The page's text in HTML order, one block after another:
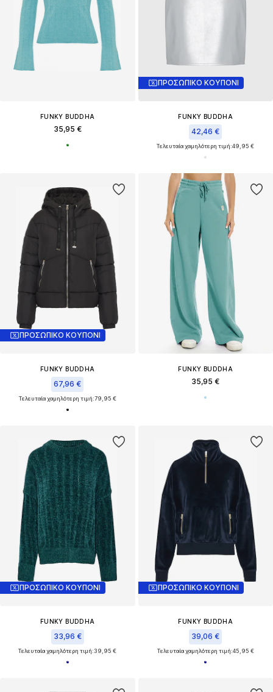
FUNKY BUDDHA
35,95 €
ΠΡΟΣΩΠΙΚΟ ΚΟΥΠΟΝΙ
FUNKY BUDDHA
42,46 €
Τελευταία χαμηλότερη τιμή:49,95 €
ΠΡΟΣΩΠΙΚΟ ΚΟΥΠΟΝΙ
FUNKY BUDDHA
67,96 €
Τελευταία χαμηλότερη τιμή:79,95 €
FUNKY BUDDHA
35,95 €
ΠΡΟΣΩΠΙΚΟ ΚΟΥΠΟΝΙ
FUNKY BUDDHA
33,96 €
Τελευταία χαμηλότερη τιμή:39,95 €
ΠΡΟΣΩΠΙΚΟ ΚΟΥΠΟΝΙ
FUNKY BUDDHA
39,06 €
Τελευταία χαμηλότερη τιμή:45,95 €